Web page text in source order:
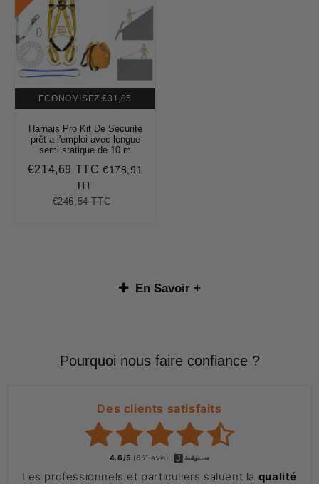
ECONOMISEZ €31,85
Harnais Pro Kit De Sécurité
prêt a l'emploi avec longue
semi statique de 10 m
Prix
€214,69 TTC €214,69
€178,91
HT
Prix
€246,54 TTC€246,54
En Savoir +
Pourquoi nous faire confiance ?
Des clients satisfaits
4.6/5 (651 avis)
Les professionnels et particuliers saluent la qualité